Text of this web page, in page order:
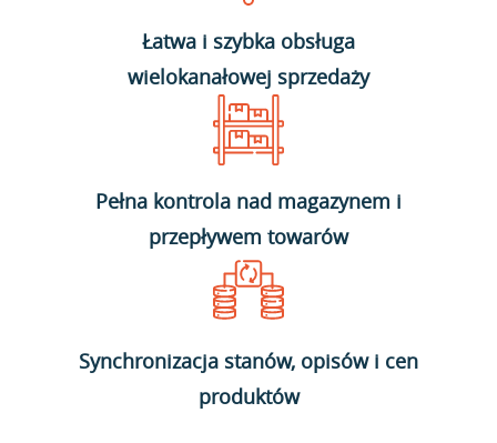
Łatwa i szybka obsługa
wielokanałowej sprzedaży
Pełna kontrola nad magazynem i
przepływem towarów
Synchronizacja stanów, opisów i cen
produktów